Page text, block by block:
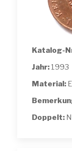
Katalog-
Jahr: 1993
Material:
Doppelt: